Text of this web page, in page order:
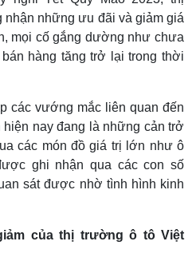
nhận những ưu đãi và giảm giá
mọi cố gắng dường như chưa
hàng tăng trở lại trong thời
các vướng mắc liên quan đến
nay đang là những cản trở
các món đồ giá trị lớn như ô
ghi nhận qua các con số
sát được nhờ tình hình kinh
của thị trường ô tô Việt